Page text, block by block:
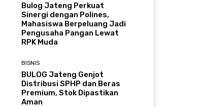
Bulog Jateng Perkuat
Sinergi dengan Polines,
Mahasiswa Berpeluang Jadi
Pengusaha Pangan Lewat
RPK Muda
BISNIS
BULOG Jateng Genjot
Distribusi SPHP dan Beras
Premium, Stok Dipastikan
Aman